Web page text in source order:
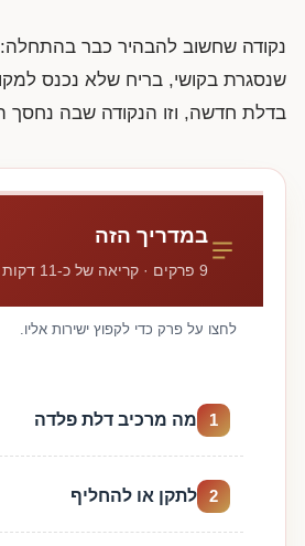
נקודה שחשוב להבהיר כבר בהתחלה:
שנסגרת בקושי, בריח שלא נכנס
בדלת חדשה, וזו הנקודה שבה נחסך
במדריך הזה
9 פרקים · קריאה של כ-11 דקות
לחצו על פרק כדי לקפוץ ישירות אליו.
1 מה מרכיב דלת פלדה
2 לתקן או להחליף